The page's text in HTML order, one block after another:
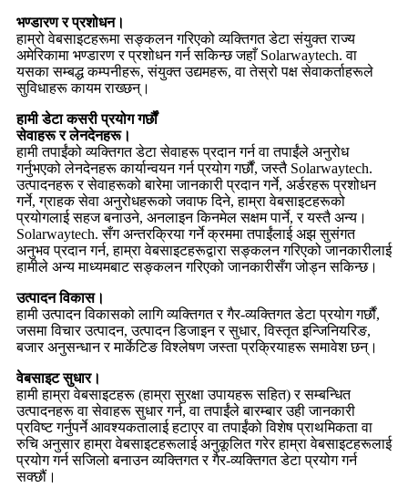
भण्डारण र प्रशोधन।
हाम्रो वेबसाइटहरूमा सङ्कलन गरिएको व्यक्तिगत डेटा संयुक्त राज्य
अमेरिकामा भण्डारण र प्रशोधन गर्न सकिन्छ जहाँ Solarwaytech. वा
यसका सम्बद्ध कम्पनीहरू, संयुक्त उद्यमहरू, वा तेस्रो पक्ष सेवाकर्ताहरूले
सुविधाहरू कायम राख्छन्।
हामी डेटा कसरी प्रयोग गर्छौं
सेवाहरू र लेनदेनहरू।
हामी तपाईंको व्यक्तिगत डेटा सेवाहरू प्रदान गर्न वा तपाईंले अनुरोध
गर्नुभएको लेनदेनहरू कार्यान्वयन गर्न प्रयोग गर्छौं, जस्तै Solarwaytech.
उत्पादनहरू र सेवाहरूको बारेमा जानकारी प्रदान गर्ने, अर्डरहरू प्रशोधन
गर्ने, ग्राहक सेवा अनुरोधहरूको जवाफ दिने, हाम्रा वेबसाइटहरूको
प्रयोगलाई सहज बनाउने, अनलाइन किनमेल सक्षम पार्ने, र यस्तै अन्य।
Solarwaytech. सँग अन्तरक्रिया गर्ने क्रममा तपाईंलाई अझ सुसंगत
अनुभव प्रदान गर्न, हाम्रा वेबसाइटहरूद्वारा सङ्कलन गरिएको जानकारीलाई
हामीले अन्य माध्यमबाट सङ्कलन गरिएको जानकारीसँग जोड्न सकिन्छ।
उत्पादन विकास।
हामी उत्पादन विकासको लागि व्यक्तिगत र गैर-व्यक्तिगत डेटा प्रयोग गर्छौं,
जसमा विचार उत्पादन, उत्पादन डिजाइन र सुधार, विस्तृत इन्जिनियरिङ,
बजार अनुसन्धान र मार्केटिङ विश्लेषण जस्ता प्रक्रियाहरू समावेश छन्।
वेबसाइट सुधार।
हामी हाम्रा वेबसाइटहरू (हाम्रा सुरक्षा उपायहरू सहित) र सम्बन्धित
उत्पादनहरू वा सेवाहरू सुधार गर्न, वा तपाईंले बारम्बार उही जानकारी
प्रविष्ट गर्नुपर्ने आवश्यकतालाई हटाएर वा तपाईंको विशेष प्राथमिकता वा
रुचि अनुसार हाम्रा वेबसाइटहरूलाई अनुकूलित गरेर हाम्रा वेबसाइटहरूलाई
प्रयोग गर्न सजिलो बनाउन व्यक्तिगत र गैर-व्यक्तिगत डेटा प्रयोग गर्न
सक्छौं।